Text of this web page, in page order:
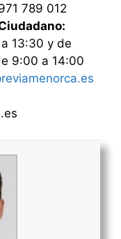
789 012
13:30 y de
9:00 a 14:00